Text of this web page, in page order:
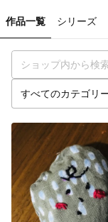
作品一覧 シリーズ